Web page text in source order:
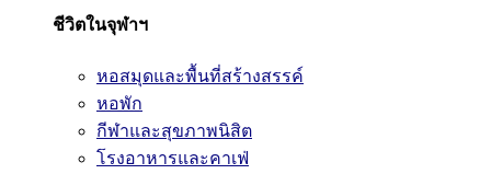
ชีวิตในจุฬาฯ
หอสมุดและพื้นที่สร้างสรรค์
หอพัก
กีฬาและสุขภาพนิสิต
โรงอาหารและคาเฟ่